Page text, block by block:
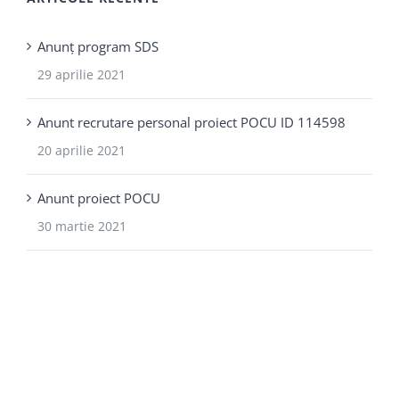
Anunț program SDS
29 aprilie 2021
Anunt recrutare personal proiect POCU ID 114598
20 aprilie 2021
Anunt proiect POCU
30 martie 2021